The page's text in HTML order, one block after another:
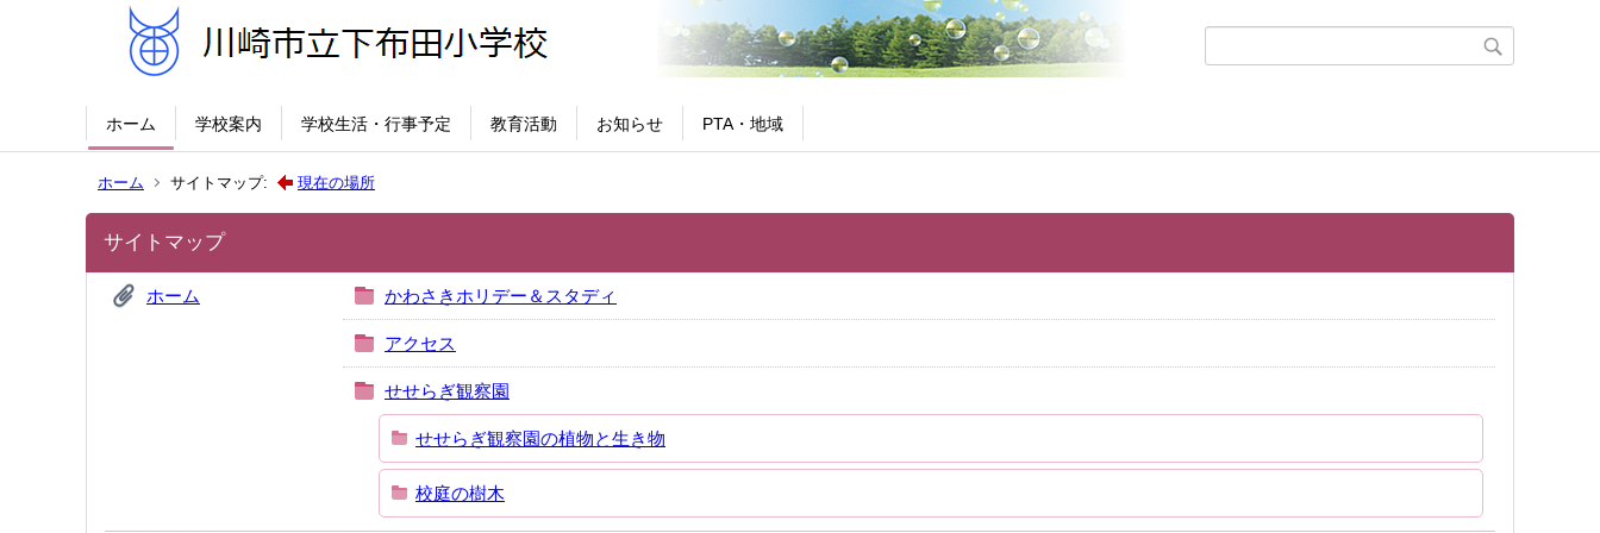
ホーム 学校案内 学校生活・行事予定 教育活動 お知らせ PTA・地域
ホーム サイトマップ: 現在の場所
サイトマップ
ホーム かわさきホリデー＆スタディ
アクセス
せせらぎ観察園
せせらぎ観察園の植物と生き物
校庭の樹木